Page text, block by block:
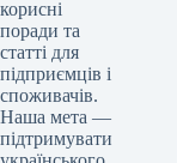
корисні
поради та
статті для
підприємців і
споживачів.
Наша мета —
підтримувати